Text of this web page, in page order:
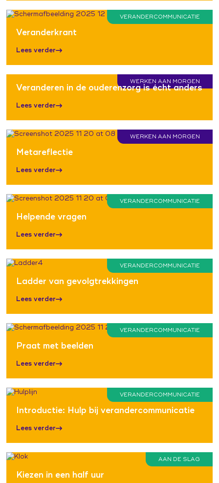
VERANDERCOMMUNICATIE
Veranderkrant
Lees verder
WERKEN AAN MORGEN
Veranderen in de ouderenzorg is écht anders
Lees verder
WERKEN AAN MORGEN
Metareflectie
Lees verder
VERANDERCOMMUNICATIE
Helpende vragen
Lees verder
VERANDERCOMMUNICATIE
Ladder van gevolgtrekkingen
Lees verder
VERANDERCOMMUNICATIE
Praat met beelden
Lees verder
VERANDERCOMMUNICATIE
Introductie: Hulp bij verandercommunicatie
Lees verder
AAN DE SLAG
Kiezen in een half uur